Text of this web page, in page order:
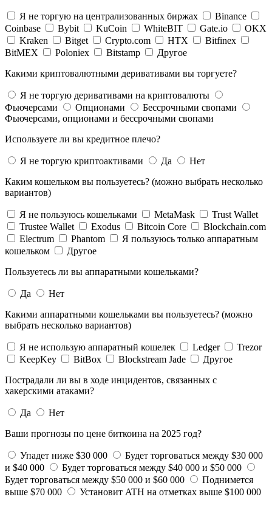
Я не торгую на централизованных биржах
Binance
Coinbase
Bybit KuCoin WhiteBIT Gate.io
OKX
Kraken
Bitget Crypto.com HTX
Bitfinex
BitMEX
Poloniex Bitstamp
Другое
Какими криптовалютными деривативами вы торгуете?
Я не торгую деривативами на криптовалюты
Фьючерсами
Опционами
Бессрочными свопами
Фьючерсами, опционами и бессрочными свопами
Используете ли вы кредитное плечо?
Я не торгую криптоактивами Да
Нет
Каким кошельком вы пользуетесь? (можно выбрать несколько
вариантов)
Я не пользуюсь кошельками MetaMask
Trust Wallet
Trustee Wallet
Exodus Bitcoin Core
Blockchain.com
Electrum
Phantom
Я пользуюсь только аппаратным
кошельком
Другое
Пользуетесь ли вы аппаратными кошельками?
Да
Нет
Какими аппаратными кошельками вы пользуетесь? (можно
выбрать несколько вариантов)
Я не использую аппаратный кошелек Ledger
Trezor
KeepKey
BitBox Blockstream Jade
Другое
Пострадали ли вы в ходе инцидентов, связанных с
хакерскими атаками?
Да
Нет
Ваши прогнозы по цене биткоина на 2025 год?
Упадет ниже $30 000
Будет торговаться между $30 000
и $40 000
Будет торговаться между $40 000 и $50 000
Будет торговаться между $50 000 и $60 000
Поднимется
выше $70 000
Установит ATH на отметках выше $100 000